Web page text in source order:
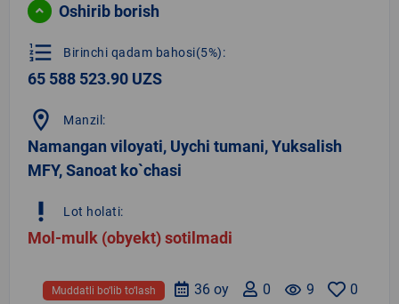
Oshirib borish
format_list_numbered Birinchi qadam bahosi(5%):
65 588 523.90 UZS
location_on Manzil:
Namangan viloyati, Uychi tumani, Yuksalish
MFY, Sanoat ko`chasi
priority_high Lot holati:
Mol-mulk (obyekt) sotilmadi
0
remove_red_eye 9
0
36 oy
Muddatli bo‘lib to‘lash